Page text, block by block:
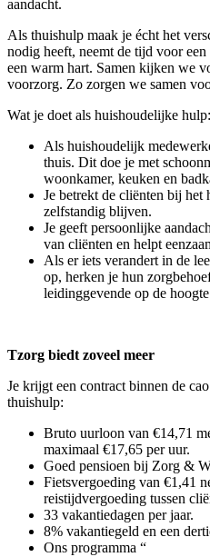
aandacht.
Als thuishulp maak je écht het
nodig heeft, neemt de tijd voor
een warm hart. Samen kijken we
voorzorg. Zo zorgen we samen
Wat je doet als huishoudelijke hulp:
Als huishoudelijk
thuis. Dit doe je met
woonkamer, keuken en
Je betrekt de cliënten bij het
zelfstandig blijven.
Je geeft persoonlijke
van cliënten en helpt
Als er iets verandert in de
op, herken je hun
leidinggevende op de
Tzorg biedt zoveel meer
Je krijgt een contract binnen de
thuishulp:
Bruto uurloon van €14,71
maximaal €17,65 per uur.
Goed pensioen bij Zorg &
Fietsvergoeding van €1,41
reistijdvergoeding tussen
33 vakantiedagen per jaar.
8% vakantiegeld en een
Ons programma “